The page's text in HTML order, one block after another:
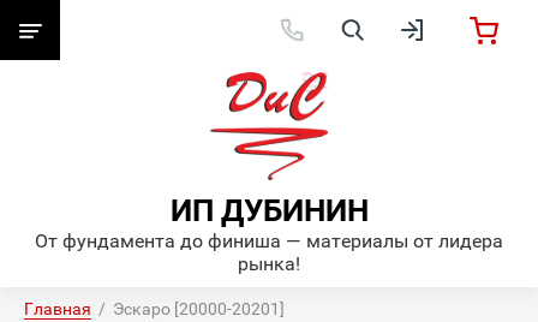
ИП ДУБИНИН
От фундамента до финиша — материалы от лидера
рынка!
Главная
  /  Эскаро [20000-20201]